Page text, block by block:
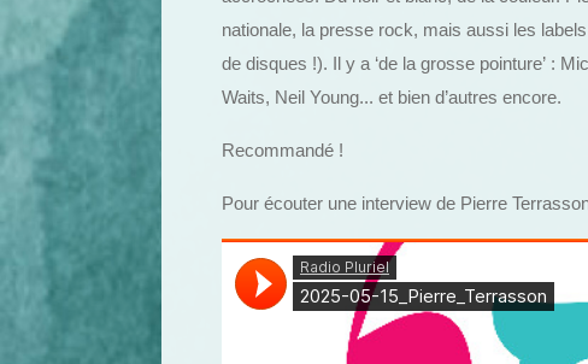
nationale, la presse rock, mais aussi les
de disques !). Il y a ‘de la grosse pointure’ :
Waits, Neil Young... et bien d’autres encore.
Recommandé !
Pour écouter une interview de Pierre